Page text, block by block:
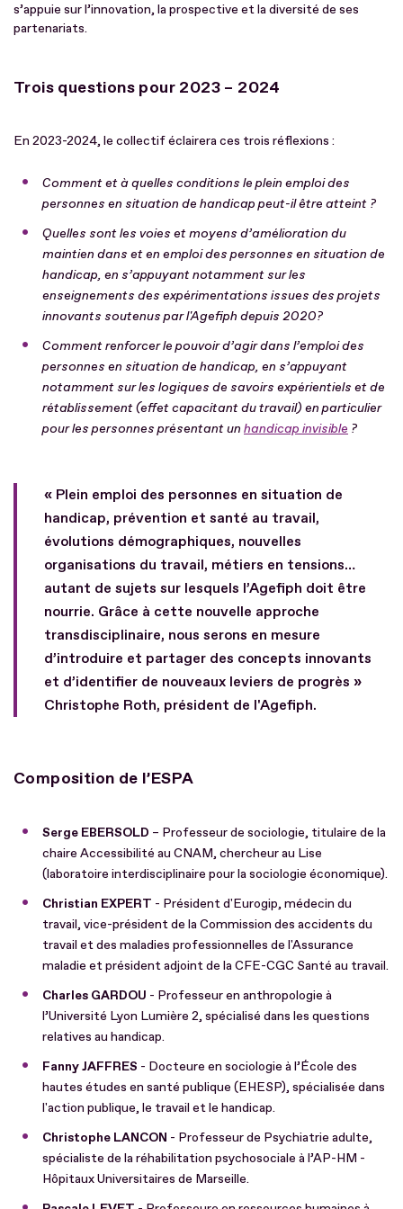
s’appuie sur l’innovation, la prospective et la diversité de ses
partenariats.
Trois questions pour 2023 – 2024
En 2023-2024, le collectif éclairera ces trois réflexions :
Comment et à quelles conditions le plein emploi des
personnes en situation de handicap peut-il être atteint ?
Quelles sont les voies et moyens d’amélioration du
maintien dans et en emploi des personnes en situation de
handicap, en s’appuyant notamment sur les
enseignements des expérimentations issues des projets
innovants soutenus par l'Agefiph depuis 2020?
Comment renforcer le pouvoir d’agir dans l’emploi des
personnes en situation de handicap, en s’appuyant
notamment sur les logiques de savoirs expérientiels et de
rétablissement (effet capacitant du travail) en particulier
pour les personnes présentant un handicap invisible ?
« Plein emploi des personnes en situation de
handicap, prévention et santé au travail,
évolutions démographiques, nouvelles
organisations du travail, métiers en tensions…
autant de sujets sur lesquels l’Agefiph doit être
nourrie. Grâce à cette nouvelle approche
transdisciplinaire, nous serons en mesure
d’introduire et partager des concepts innovants
et d’identifier de nouveaux leviers de progrès »
Christophe Roth, président de l'Agefiph.
Composition de l’ESPA
Serge EBERSOLD – Professeur de sociologie, titulaire de la
chaire Accessibilité au CNAM, chercheur au Lise
(laboratoire interdisciplinaire pour la sociologie économique).
Christian EXPERT - Président d'Eurogip, médecin du
travail, vice-président de la Commission des accidents du
travail et des maladies professionnelles de l'Assurance
maladie et président adjoint de la CFE-CGC Santé au travail.
Charles GARDOU - Professeur en anthropologie à
l’Université Lyon Lumière 2, spécialisé dans les questions
relatives au handicap.
Fanny JAFFRES - Docteure en sociologie à l’École des
hautes études en santé publique (EHESP), spécialisée dans
l'action publique, le travail et le handicap.
Christophe LANCON - Professeur de Psychiatrie adulte,
spécialiste de la réhabilitation psychosociale à l’AP-HM -
Hôpitaux Universitaires de Marseille.